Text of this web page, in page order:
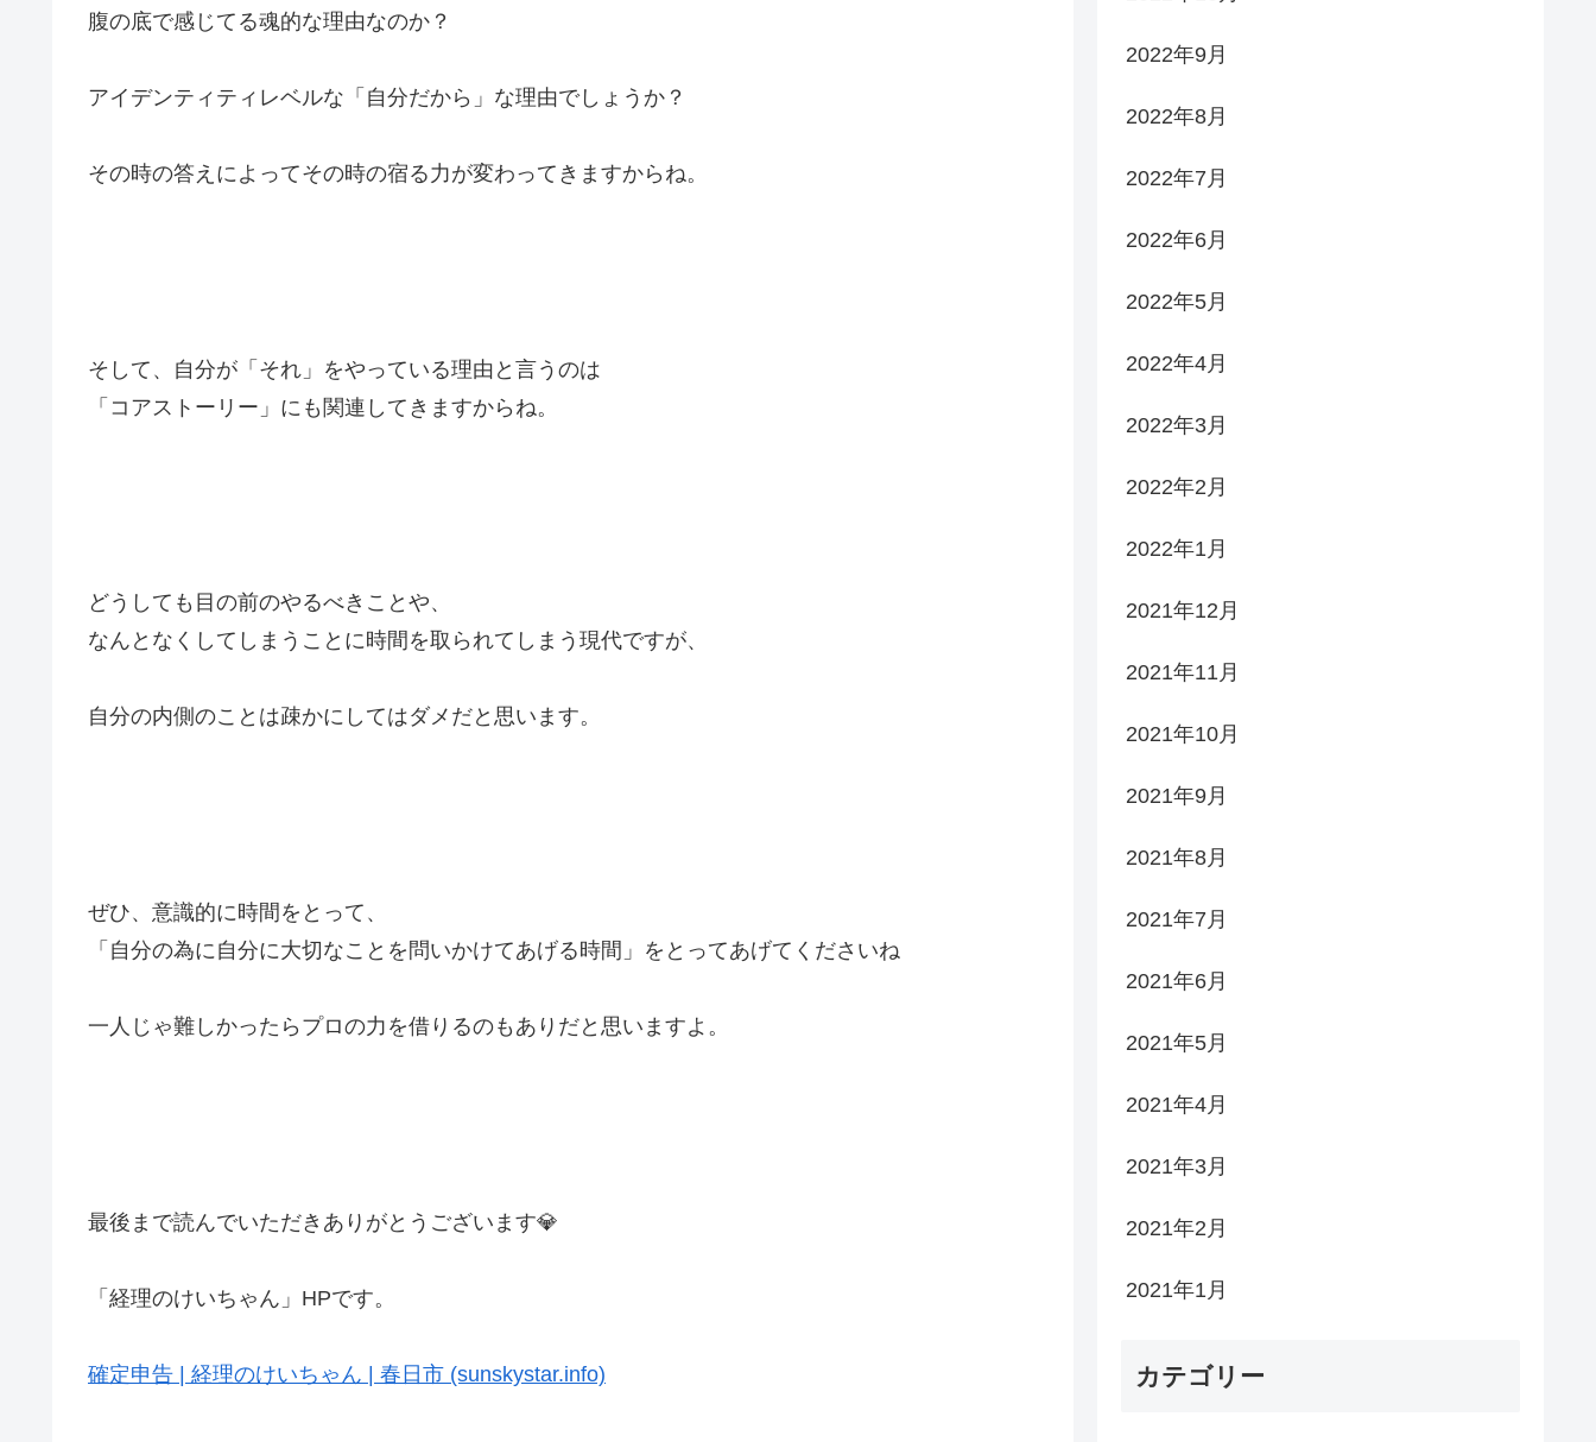
腹の底で感じてる魂的な理由なのか？
アイデンティティレベルな「自分だから」な理由でしょうか？
その時の答えによってその時の宿る力が変わってきますからね。
そして、自分が「それ」をやっている理由と言うのは
「コアストーリー」にも関連してきますからね。
どうしても目の前のやるべきことや、
なんとなくしてしまうことに時間を取られてしまう現代ですが、
自分の内側のことは疎かにしてはダメだと思います。
ぜひ、意識的に時間をとって、
「自分の為に自分に大切なことを問いかけてあげる時間」をとってあげてくださいね
一人じゃ難しかったらプロの力を借りるのもありだと思いますよ。
最後まで読んでいただきありがとうございます💎
「経理のけいちゃん」HPです。
確定申告 | 経理のけいちゃん | 春日市 (sunskystar.info)
2022年9月
2022年8月
2022年7月
2022年6月
2022年5月
2022年4月
2022年3月
2022年2月
2022年1月
2021年12月
2021年11月
2021年10月
2021年9月
2021年8月
2021年7月
2021年6月
2021年5月
2021年4月
2021年3月
2021年2月
2021年1月
カテゴリー